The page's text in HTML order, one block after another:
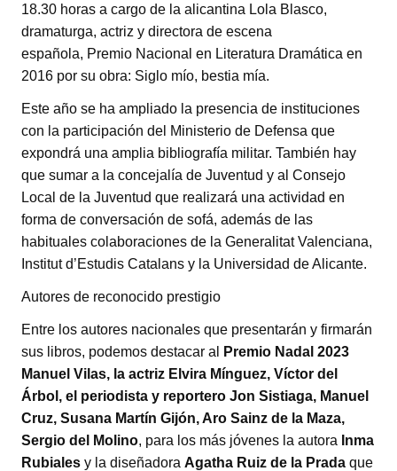
18.30 horas a cargo de la alicantina Lola Blasco,
dramaturga, actriz y directora de escena
española, Premio Nacional en Literatura Dramática en
2016 por su obra: Siglo mío, bestia mía.
Este año se ha ampliado la presencia de instituciones
con la participación del Ministerio de Defensa que
expondrá una amplia bibliografía militar. También hay
que sumar a la concejalía de Juventud y al Consejo
Local de la Juventud que realizará una actividad en
forma de conversación de sofá, además de las
habituales colaboraciones de la Generalitat Valenciana,
Institut d’Estudis Catalans y la Universidad de Alicante.
Autores de reconocido prestigio
Entre los autores nacionales que presentarán y firmarán
sus libros, podemos destacar al
Premio Nadal 2023
Manuel Vilas, la actriz Elvira Mínguez, Víctor del
Árbol, el periodista y reportero Jon Sistiaga, Manuel
Cruz, Susana Martín Gijón, Aro Sainz de la Maza,
Sergio del Molino, para los más jóvenes la autora Inma
Rubiales y la diseñadora Agatha Ruiz de la Prada que